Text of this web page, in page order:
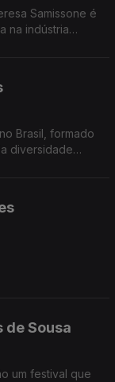
Samissone é
na indústria
Brasil, formado
diversidade
de Sousa
um festival que